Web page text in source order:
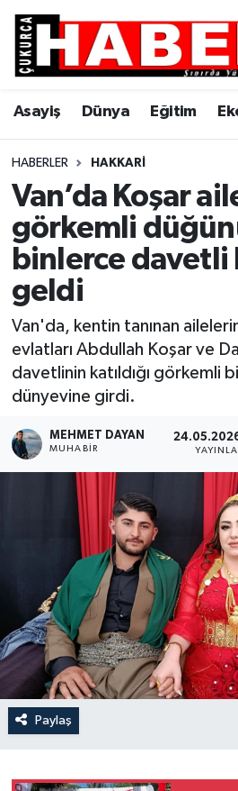
Asayiş Dünya Eğitim
HABERLER HAKKARI
Van’da Koşar
görkemli
binlerce davetli
geldi
Van'da, kentin tanınan
evlatları Abdullah Koşar ve
davetlinin katıldığı görkemli
dünyevine girdi.
MEHMET DAYAN
MUHABIR
Paylaş
Asayiş
Dünya
Eğitim
Ekonomi
Genel
Gündem
Hakkari
Siyaset
Son Dakika
Teknoloji
Yaşam
Hava Durumu
Trafik Durumu
Süper Lig Puan Durumu ve
Tüm Manşetler
Son Dakika Haberleri
Haber Arşivi